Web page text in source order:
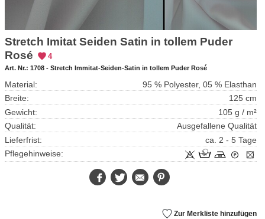
Stretch Imitat Seiden Satin in tollem Puder
Rosé
4
Art. Nr.: 1708 - Stretch Immitat-Seiden-Satin in tollem Puder Rosé
Material:
95 % Polyester, 05 % Elasthan
Breite:
125 cm
Gewicht:
105 g / m²
Qualität:
Ausgefallene Qualität
Lieferfrist:
ca. 2 - 5 Tage
Pflegehinweise:
FacebookTwitter E-
Mail
Zur Merkliste hinzufügen